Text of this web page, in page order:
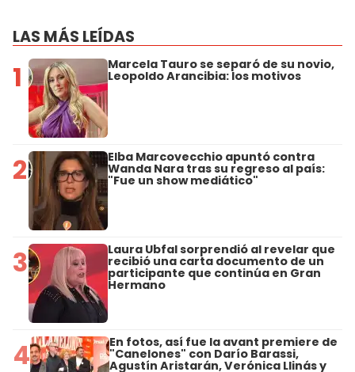
LAS MÁS LEÍDAS
1 Marcela Tauro se separó de su novio,
Leopoldo Arancibia: los motivos
2 Elba Marcovecchio apuntó contra
Wanda Nara tras su regreso al país:
"Fue un show mediático"
3 Laura Ubfal sorprendió al revelar que
recibió una carta documento de un
participante que continúa en Gran
Hermano
4 En fotos, así fue la avant premiere de
"Canelones" con Darío Barassi,
Agustín Aristarán, Verónica Llinás y